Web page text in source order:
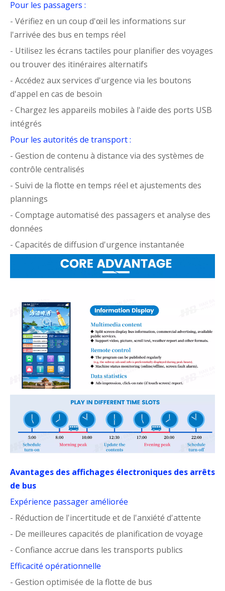
Pour les passagers :
- Vérifiez en un coup d'œil les informations sur
l'arrivée des bus en temps réel
- Utilisez les écrans tactiles pour planifier des voyages
ou trouver des itinéraires alternatifs
- Accédez aux services d'urgence via les boutons
d'appel en cas de besoin
- Chargez les appareils mobiles à l'aide des ports USB
intégrés
Pour les autorités de transport :
- Gestion de contenu à distance via des systèmes de
contrôle centralisés
- Suivi de la flotte en temps réel et ajustements des
plannings
- Comptage automatisé des passagers et analyse des
données
- Capacités de diffusion d'urgence instantanée
Avantages des affichages électroniques des arrêts
de bus
Expérience passager améliorée
- Réduction de l'incertitude et de l'anxiété d'attente
- De meilleures capacités de planification de voyage
- Confiance accrue dans les transports publics
Efficacité opérationnelle
- Gestion optimisée de la flotte de bus